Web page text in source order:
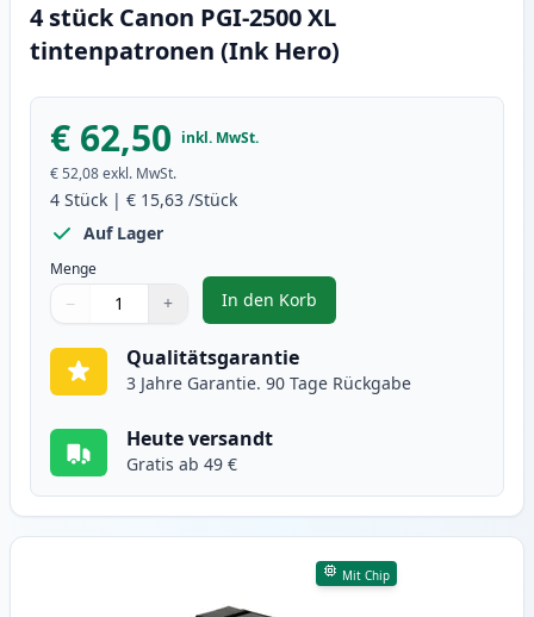
4 stück Canon PGI-2500 XL
tintenpatronen (Ink Hero)
€ 62,50 inkl. MwSt.
€ 52,08exkl. MwSt.
4 Stück | € 15,63 /Stück
Auf Lager
Menge
Verwenden Sie die Tasten, um anzupassen
− +
1
In den Korb
, 4 stück Canon PGI-2500 XL
Qualitätsgarantie
3 Jahre Garantie. 90 Tage Rückgabe
Heute versandt
Gratis ab 49 €
Mit Chip